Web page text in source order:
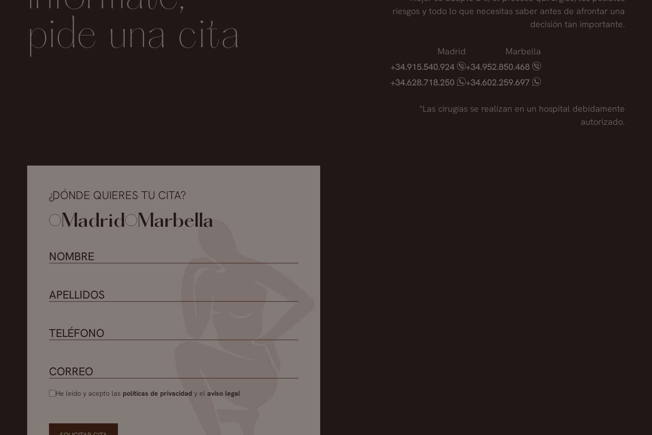
pide una cita
riesgos y todo lo que necesitas saber antes de afrontar una
decisión tan importante.
Madrid
+34.915.540.924
+34.628.718.250
Marbella
+34.952.850.468
+34.602.259.697
*Las cirugías se realizan en un hospital debidamente
autorizado.
¿DÓNDE QUIERES TU CITA?
Madrid Marbella
He leído y acepto las políticas de privacidad y el aviso legal